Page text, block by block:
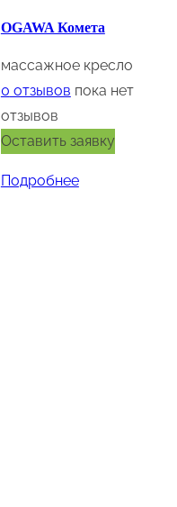
составляла
588
000 ₽.
OGAWA Комета
массажное кресло
0 отзывов пока нет
отзывов
Оставить заявку
Подробнее